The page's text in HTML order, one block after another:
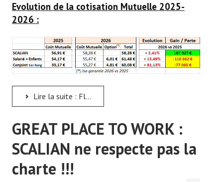
Evolution de la cotisation Mutuelle 2025-
2026 :
Lire la suite : Flash Spécial : MUTUELLE 2026
GREAT PLACE TO WORK :
SCALIAN ne respecte pas la
charte !!!